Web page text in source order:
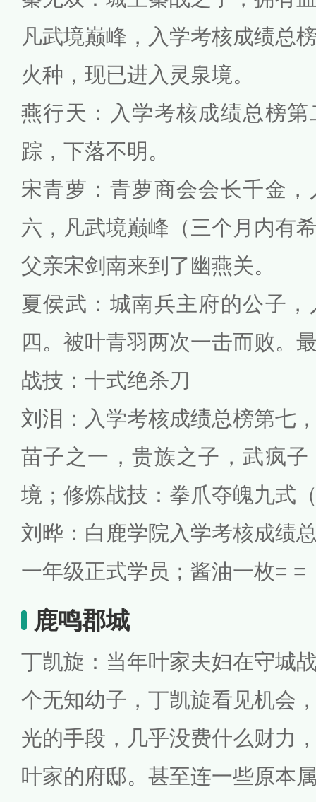
凡武境巅峰，入学考核成绩总
火种，现已进入灵泉境。
燕行天：入学考核成绩总榜
踪，下落不明。
宋青萝：青萝商会会长千金
六，凡武境巅峰（三个月内有
父亲宋剑南来到了幽燕关。
夏侯武：城南兵主府的公子
四。被叶青羽两次一击而败。
战技：十式绝杀刀
刘泪：入学考核成绩总榜第七
苗子之一，贵族之子，武疯
境；修炼战技：拳爪夺魄九式
刘晔：白鹿学院入学考核成绩
一年级正式学员；酱油一枚= =
鹿鸣郡城
丁凯旋：当年叶家夫妇在守城
个无知幼子，丁凯旋看见机会
光的手段，几乎没费什么财力
叶家的府邸。甚至连一些原本